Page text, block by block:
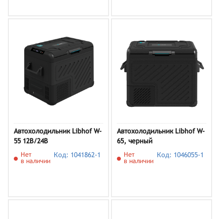
Автохолодильник Libhof W-
55 12В/24В
Нет
в наличии
Код: 1041862-1
Автохолодильник Libhof W-
65, черный
Нет
в наличии
Код: 1046055-1